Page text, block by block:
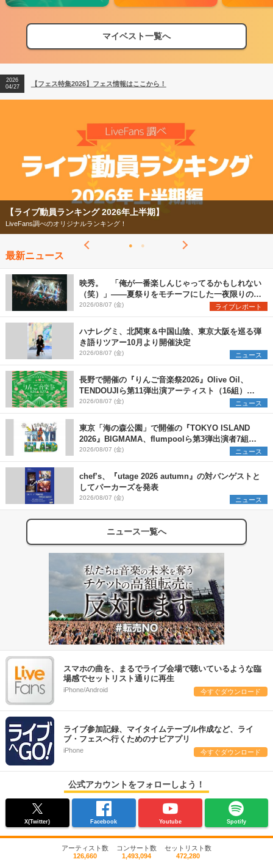
マイベスト一覧へ
【フェス特集2026】フェス情報はここから！
【ライブ動員ランキング】2026年上半期編発表！
2026
04/27
【フェス特集2026】フェス情報はここから！
2026
【フェス特集2026】
今年もフェスの季節がやってきた！
最新ニュース
映秀。 「俺が一番楽しんじゃってるかもしれない
（笑）」――夏祭りをモチーフにした一夜限りのス
ペシャルライブ『色祭』レポート
2026/08/07 (金) ライブレポート
ハナレグミ、北関東＆中国山陰、東京大阪を巡る弾
き語りツアー10月より開催決定
2026/08/07 (金) ニュース
長野で開催の『りんご音楽祭2026』Olive Oil、
TENDOUJIら第11弾出演アーティスト（16組）を
発表
2026/08/07 (金) ニュース
東京「海の森公園」で開催の『TOKYO ISLAND
2026』BIGMAMA、flumpoolら第3弾出演者7組を
発表 ワークショップ・アート出展者を募集
2026/08/07 (金) ニュース
chef’s、『utage 2026 autumn』の対バンゲストと
してパーカーズを発表
2026/08/07 (金) ニュース
ニュース一覧へ
スマホの曲を、まるでライブ会場で聴いているような臨
場感でセットリスト通りに再生
iPhone/Android 今すぐダウンロード
ライブ参加記録、マイタイムテーブル作成など、ライ
ブ・フェスへ行くためのナビアプリ
iPhone 今すぐダウンロード
公式アカウントをフォローしよう！
X(Twitter) Facebook Youtube Spotify
アーティスト数
126,660
コンサート数
1,493,094
セットリスト数
472,280